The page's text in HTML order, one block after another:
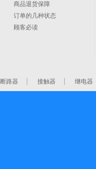
商品退货保障
订单的几种状态
顾客必读
断路器 接触器 继电器